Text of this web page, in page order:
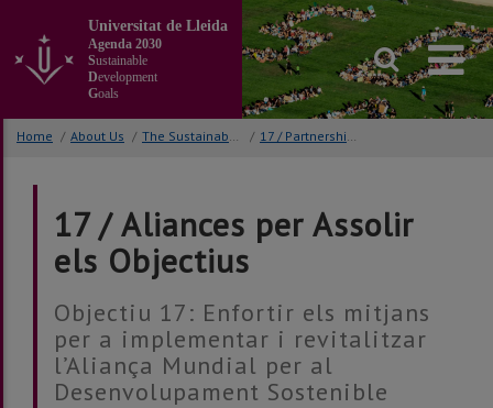
the
main
of
the
Universitat de Lleida
Agenda 2030
Sustainable
Development
Goals
Home / About Us / The Sustainable Development Goals / 17 / Partnerships for the Goals
17 / Aliances per Assolir
els Objectius
Objectiu 17: Enfortir els mitjans
per a implementar i revitalitzar
l’Aliança Mundial per al
Desenvolupament Sostenible